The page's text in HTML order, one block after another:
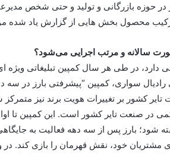
در حوزه بازرگانی و تولید و حتی شخص
محصول بخش هایی از گزارش یاد شده
سالانه و مرتب اجرایی می‌شود؟
دارد، در طی هر سال کمپین تبلیغاتی ویژه
رادیال سواری، کمپین “پیشرفتی بارز در سه
کشور بر تغییرات هویت برند نیز
شود؛ بارز پس از سه دهه فعالیت به
مشتریان خود، نقش قهرمان را بازی کند.